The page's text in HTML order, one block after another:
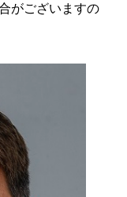
がございますの